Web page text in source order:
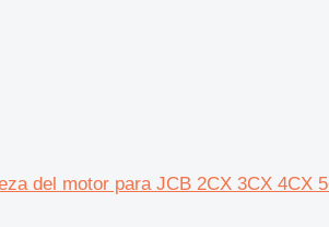
del motor para JCB 2CX 3CX 4CX